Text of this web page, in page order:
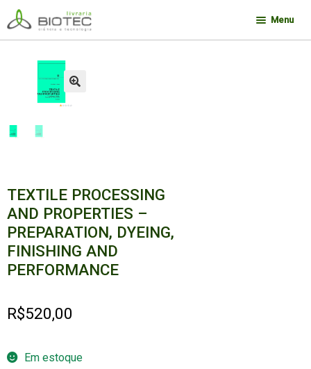
Pular
para
navegação
Pular
para
o
conteúdo
Menu
TEXTILE PROCESSING
AND PROPERTIES –
PREPARATION, DYEING,
FINISHING AND
PERFORMANCE
R$520,00
Em estoque